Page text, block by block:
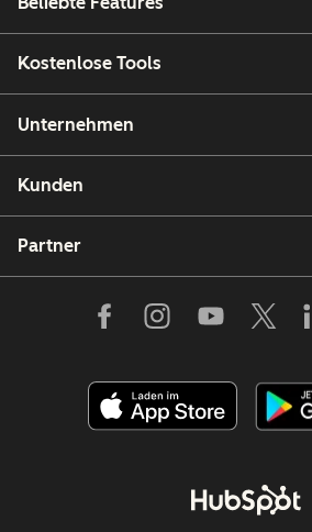
Kostenlose Tools
Unternehmen
Kunden
Partner